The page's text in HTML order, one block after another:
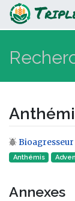
Aller à :
Bioagresseur
Anthémis
Annexes